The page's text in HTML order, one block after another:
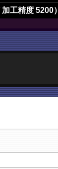
工精度 5200）